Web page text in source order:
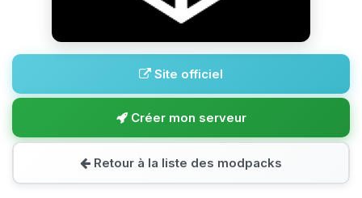
Site officiel
Créer mon serveur
Retour à la liste des modpacks